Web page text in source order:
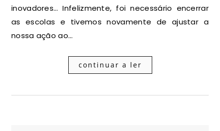
inovadores… Infelizmente, foi necessário encerrar
as escolas e tivemos novamente de ajustar a
nossa ação ao…
continuar a ler